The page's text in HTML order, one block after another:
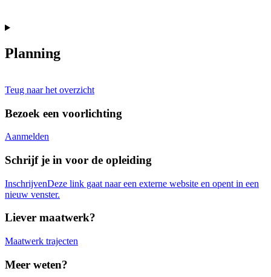
Planning
Teug naar het overzicht
Bezoek een voorlichting
Aanmelden
Schrijf je in voor de opleiding
InschrijvenDeze link gaat naar een externe website en opent in een
nieuw venster.
Liever maatwerk?
Maatwerk trajecten
Meer weten?